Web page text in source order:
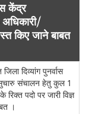
केंद्र
किए जाने बाबत
दिव्यांग पुनर्वास
संचालन हेतु कुल 1
रिक्त पदो पर जारी विज्ञ
।